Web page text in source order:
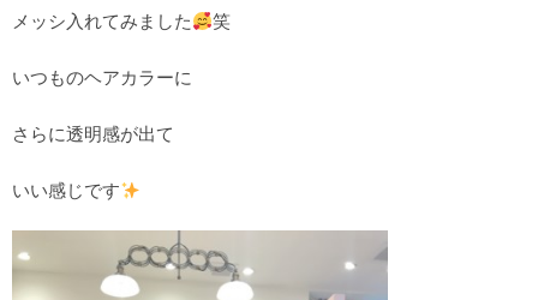
メッシ入れてみました 笑
いつものヘアカラーに
さらに透明感が出て
いい感じです